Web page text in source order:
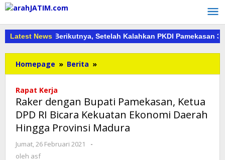
Lewati
konten
Latest News
Fase Berikutnya, Setelah Kalahkan PKDI Pamekasan 3-1di
Homepage » Berita »
dengan
Ketua
DPD
RI
Rapat Kerja
Raker dengan Bupati Pamekasan, Ketua
DPD RI Bicara Kekuatan Ekonomi Daerah
Hingga Provinsi Madura
Jumat, 26 Februari 2021
oleh
-
oleh asf